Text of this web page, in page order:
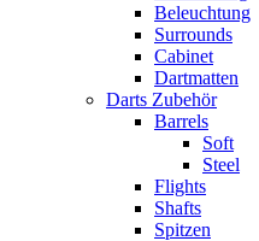
Beleuchtung
Surrounds
Cabinet
Dartmatten
Darts Zubehör
Barrels
Soft
Steel
Flights
Shafts
Spitzen